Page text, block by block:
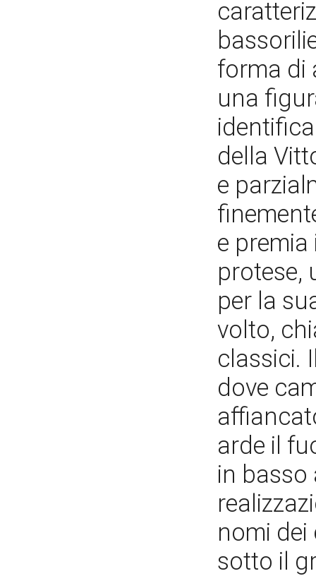
forma di
una
della
e
e
protese,
per la
volto,
classici.
dove
arde il
in basso
nomi
sotto il